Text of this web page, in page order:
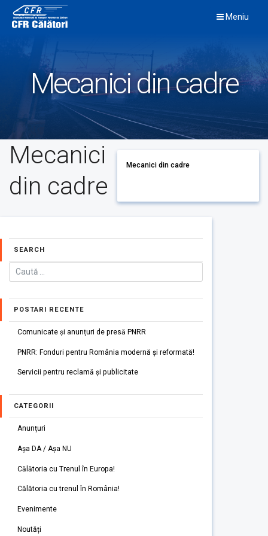
content
Meniu
Mecanici din cadre
Mecanici
din cadre
Mecanici din cadre
SEARCH
POSTARI RECENTE
Comunicate și anunțuri de presă PNRR
PNRR: Fonduri pentru România modernă și reformată!
Servicii pentru reclamă și publicitate
CATEGORII
Anunțuri
Așa DA / Așa NU
Călătoria cu Trenul în Europa!
Călătoria cu trenul în România!
Evenimente
Noutăți